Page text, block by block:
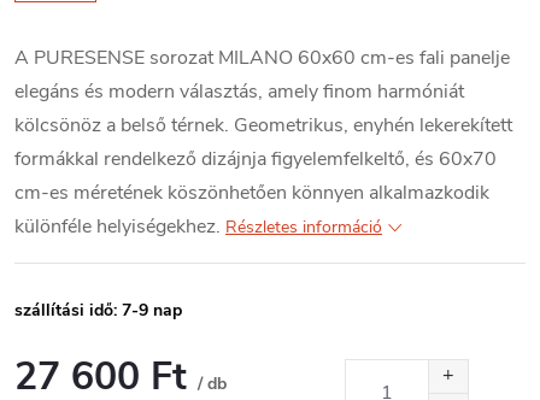
A PURESENSE sorozat MILANO 60x60 cm-es fali panelje
elegáns és modern választás, amely finom harmóniát
kölcsönöz a belső térnek. Geometrikus, enyhén lekerekített
formákkal rendelkező dizájnja figyelemfelkeltő, és 60x70
cm-es méretének köszönhetően könnyen alkalmazkodik
különféle helyiségekhez. Részletes információ
szállítási idő: 7-9 nap
27 600 Ft / db